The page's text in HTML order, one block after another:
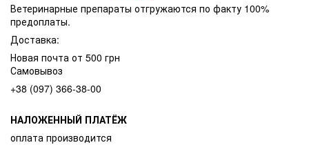
Ветеринарные препараты отгружаются по факту 100%
предоплаты.
Доставка:
Новая почта от 500 грн
Самовывоз
+38 (097) 366-38-00
НАЛОЖЕННЫЙ ПЛАТЁЖ
оплата производится